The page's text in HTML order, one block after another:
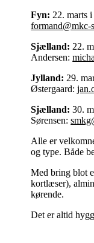
Fyn: 22. marts
formand@mkc-
Sjælland: 22.
Andersen:
Jylland: 29.
Østergaard:
Sjælland: 30.
Sørensen:
Alle er
og type. Både
Med bring blot
kortlæser),
kørende.
Det er altid